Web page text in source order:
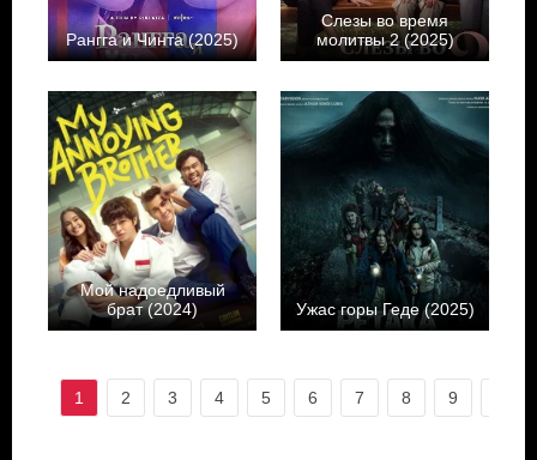
Рангга и Чинта (2025)
Слезы во время
молитвы 2 (2025)
Мой надоедливый
брат (2024)
Ужас горы Геде (2025)
1 2 3 4 5 6 7 8 9